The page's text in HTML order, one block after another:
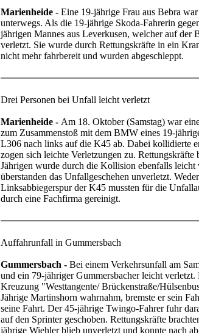
Marienheide - Eine 19-jährige Frau aus Bebra
unterwegs. Als die 19-jährige Skoda-Fahrerin
jährigen Mannes aus Leverkusen, welcher auf
verletzt. Sie wurde durch Rettungskräfte in ein
nicht mehr fahrbereit und wurden abgeschleppt.
Drei Personen bei Unfall leicht verletzt
Marienheide - Am 18. Oktober (Samstag) war
zum Zusammenstoß mit dem BMW eines 19-
L306 nach links auf die K45 ab. Dabei kollidierte
zogen sich leichte Verletzungen zu.
Jährigen wurde durch die Kollision ebenfalls
überstanden das Unfallgeschehen unverletzt.
Linksabbiegerspur der K45 mussten für die
durch eine Fachfirma gereinigt.
Auffahrunfall in Gummersbach
Gummersbach - Bei einem Verkehrsunfall am
und ein 79-jähriger Gummersbacher leicht
Kreuzung "Westtangente/ Brückenstraße/
Jährige Martinshorn wahrnahm, bremste er sein
seine Fahrt. Der 45-jährige Twingo-Fahrer fuhr
auf den Sprinter geschoben. Rettungskräfte
jährige Wiehler blieb unverletzt und konnte nach